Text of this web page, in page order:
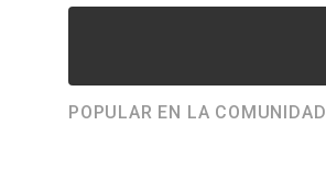
POPULAR EN LA COMUNIDAD